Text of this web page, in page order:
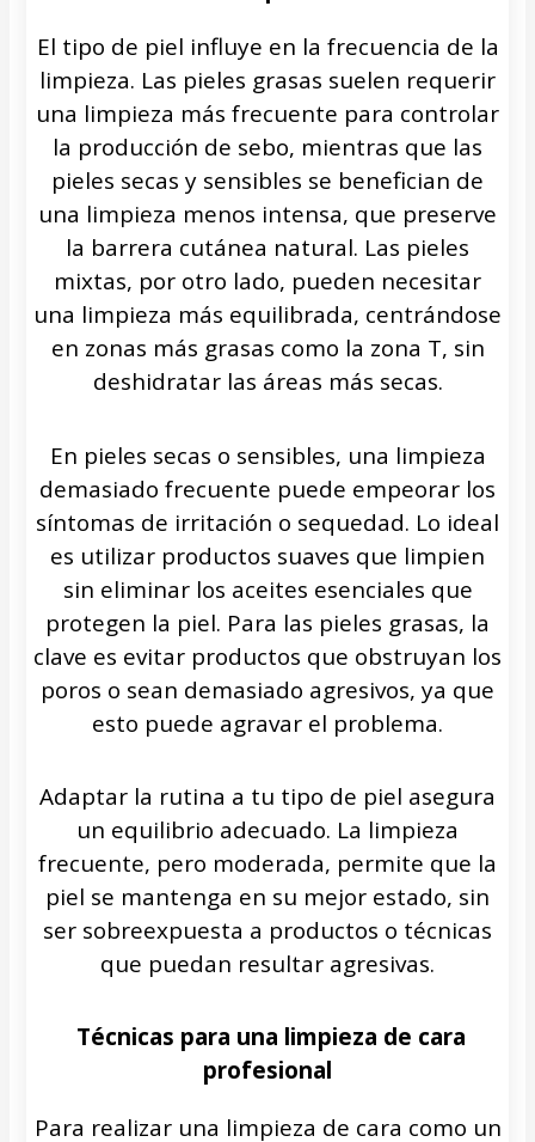
El tipo de piel influye en la frecuencia de la
limpieza. Las pieles grasas suelen requerir
una limpieza más frecuente para controlar
la producción de sebo, mientras que las
pieles secas y sensibles se benefician de
una limpieza menos intensa, que preserve
la barrera cutánea natural. Las pieles
mixtas, por otro lado, pueden necesitar
una limpieza más equilibrada, centrándose
en zonas más grasas como la zona T, sin
deshidratar las áreas más secas.
En pieles secas o sensibles, una limpieza
demasiado frecuente puede empeorar los
síntomas de irritación o sequedad. Lo ideal
es utilizar productos suaves que limpien
sin eliminar los aceites esenciales que
protegen la piel. Para las pieles grasas, la
clave es evitar productos que obstruyan los
poros o sean demasiado agresivos, ya que
esto puede agravar el problema.
Adaptar la rutina a tu tipo de piel asegura
un equilibrio adecuado. La limpieza
frecuente, pero moderada, permite que la
piel se mantenga en su mejor estado, sin
ser sobreexpuesta a productos o técnicas
que puedan resultar agresivas.
Técnicas para una limpieza de cara
profesional
Para realizar una limpieza de cara como un